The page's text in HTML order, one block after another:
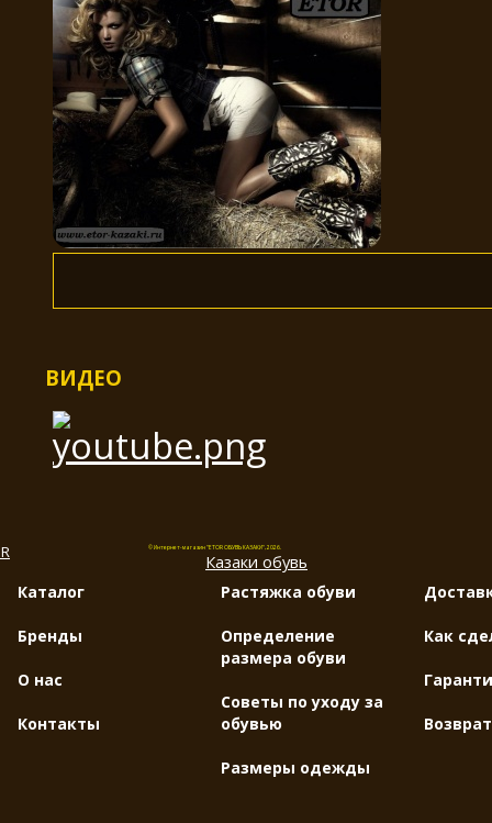
ВИДЕО
© Интернет-магазин "ETOR ОБУВЬ КАЗАКИ", 2026.
Казаки обувь
Каталог
Бренды
О нас
Контакты
Растяжка обуви
Определение
размера обуви
Советы по уходу за
обувью
Размеры одежды
Как